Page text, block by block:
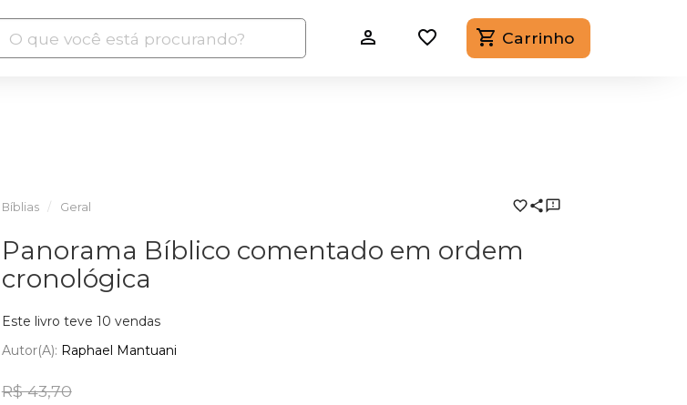
Carrinho
Bíblias Geral
Panorama Bíblico comentado em ordem
cronológica
Este livro teve 10 vendas
Autor(a): Raphael Mantuani
R$ 43,70